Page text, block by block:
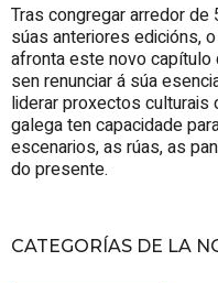
Tras congregar arredor de
súas anteriores edicións,
afronta este novo capítulo
sen renunciar á súa
liderar proxectos culturais
galega ten capacidade
escenarios, as rúas, as
do presente.
CATEGORÍAS DE LA